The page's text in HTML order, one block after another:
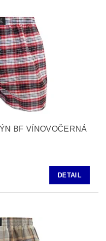
BF VÍNOVOČERNÁ
DETAIL